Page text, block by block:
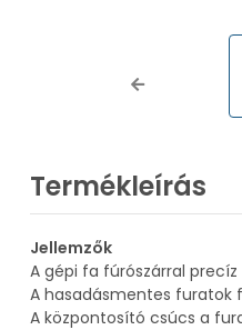
Previous
Termékleírás
Jellemzők
A gépi fa fúrószárral
A hasadásmentes furatok
A központosító csúcs a